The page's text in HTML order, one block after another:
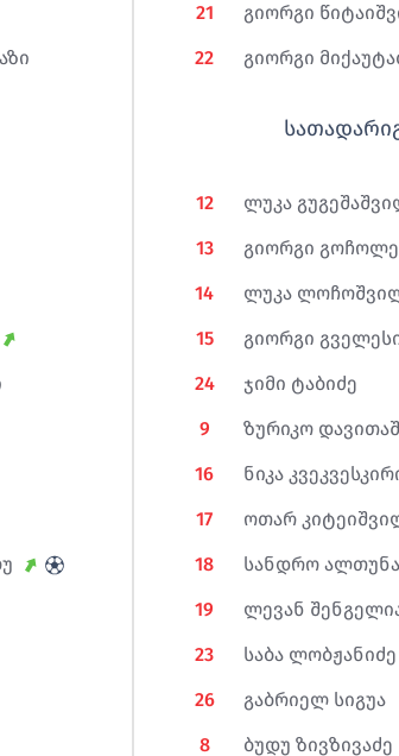
21
გიორგი
22
გიორგი
12
ლუკა
13
გიორგი
14
ლუკა
15
გიორგი
24
ჯიმი ტაბიძე
9
ზურიკო
16
ნიკა
17
ოთარ
18
სანდრო
19
ლევან
23
საბა ლობჟანიძე
26
გაბრიელ სიგუა
8
ბუდუ ზივზივაძე